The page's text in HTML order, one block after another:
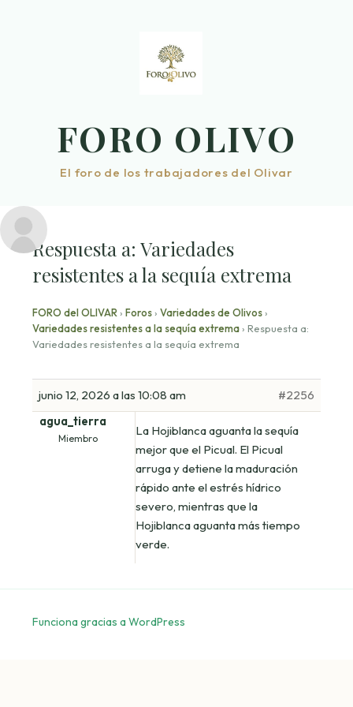
FORO OLIVO
El foro de los trabajadores del Olivar
Respuesta a: Variedades
resistentes a la sequía extrema
FORO del OLIVAR › Foros › Variedades de Olivos ›
Variedades resistentes a la sequía extrema › Respuesta a:
Variedades resistentes a la sequía extrema
junio 12, 2026 a las 10:08 am
#2256
agua_tierra
Miembro
La Hojiblanca aguanta la sequía
mejor que el Picual. El Picual
arruga y detiene la maduración
rápido ante el estrés hídrico
severo, mientras que la
Hojiblanca aguanta más tiempo
verde.
Funciona gracias a WordPress